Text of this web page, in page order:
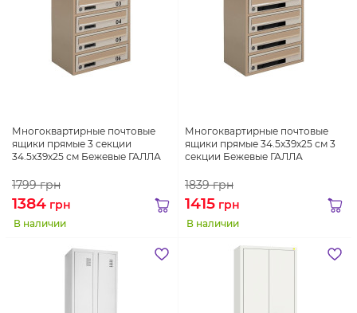
Многоквартирные почтовые
ящики прямые 3 секции
34.5х39х25 см Бежевые ГАЛЛА
1799грн
1384 грн
В наличии
Многоквартирные почтовые
ящики прямые 34.5х39х25 см 3
секции Бежевые ГАЛЛА
1839грн
1415 грн
В наличии